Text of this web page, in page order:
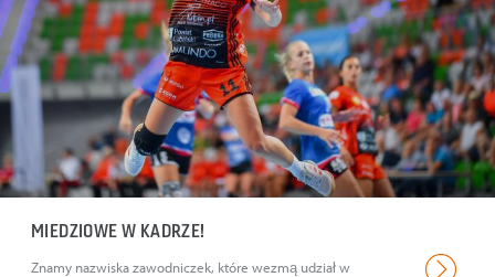
MIEDZIOWE W KADRZE!
Znamy nazwiska zawodniczek, które wezmą udział w